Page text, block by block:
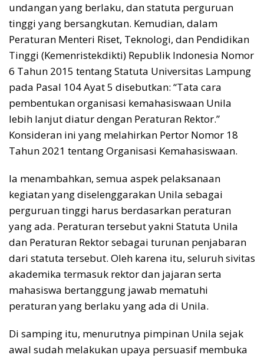
undangan yang berlaku, dan statuta perguruan
tinggi yang bersangkutan. Kemudian, dalam
Peraturan Menteri Riset, Teknologi, dan Pendidikan
Tinggi (Kemenristekdikti) Republik Indonesia Nomor
6 Tahun 2015 tentang Statuta Universitas Lampung
pada Pasal 104 Ayat 5 disebutkan: “Tata cara
pembentukan organisasi kemahasiswaan Unila
lebih lanjut diatur dengan Peraturan Rektor.”
Konsideran ini yang melahirkan Pertor Nomor 18
Tahun 2021 tentang Organisasi Kemahasiswaan.
Ia menambahkan, semua aspek pelaksanaan
kegiatan yang diselenggarakan Unila sebagai
perguruan tinggi harus berdasarkan peraturan
yang ada. Peraturan tersebut yakni Statuta Unila
dan Peraturan Rektor sebagai turunan penjabaran
dari statuta tersebut. Oleh karena itu, seluruh sivitas
akademika termasuk rektor dan jajaran serta
mahasiswa bertanggung jawab mematuhi
peraturan yang berlaku yang ada di Unila.
Di samping itu, menurutnya pimpinan Unila sejak
awal sudah melakukan upaya persuasif membuka